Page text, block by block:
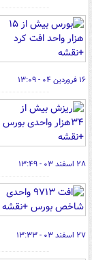
۱۶ فروردین ۰۴ - ۱۳:۰۹
۲۸ اسفند ۰۳ - ۱۳:۴۹
۲۷ اسفند ۰۳ - ۱۳:۳۳